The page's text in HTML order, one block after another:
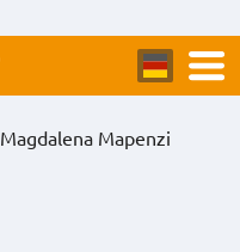
Magdalena Mapenzi